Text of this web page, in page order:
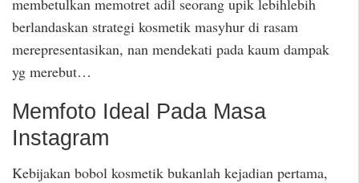
berlandaskan strategi kosmetik masyhur di rasam
merepresentasikan, nan mendekati pada kaum dampak
yg merebut…
Memfoto Ideal Pada Masa
Instagram
Kebijakan bobol kosmetik bukanlah kejadian pertama,